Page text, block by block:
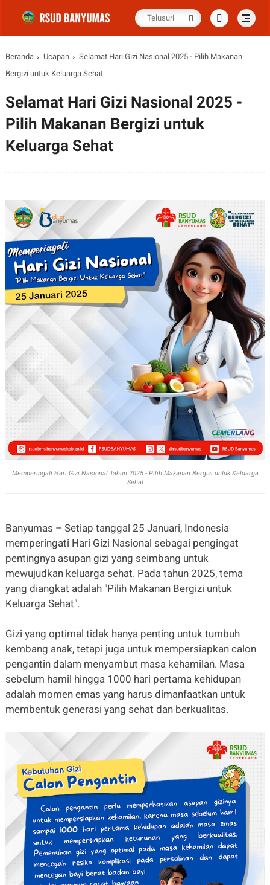
Beranda Ucapan
Selamat Hari Gizi Nasional 2025 - Pilih Makanan
Bergizi untuk Keluarga Sehat
Selamat Hari Gizi Nasional 2025 -
Pilih Makanan Bergizi untuk
Keluarga Sehat
Memperingati Hari Gizi Nasional Tahun 2025 - Pilih Makanan Bergizi untuk Keluarga
Sehat
Banyumas – Setiap tanggal 25 Januari, Indonesia
memperingati Hari Gizi Nasional sebagai pengingat
pentingnya asupan gizi yang seimbang untuk
mewujudkan keluarga sehat. Pada tahun 2025, tema
yang diangkat adalah "Pilih Makanan Bergizi untuk
Keluarga Sehat".
Gizi yang optimal tidak hanya penting untuk tumbuh
kembang anak, tetapi juga untuk mempersiapkan calon
pengantin dalam menyambut masa kehamilan. Masa
sebelum hamil hingga 1000 hari pertama kehidupan
adalah momen emas yang harus dimanfaatkan untuk
membentuk generasi yang sehat dan berkualitas.